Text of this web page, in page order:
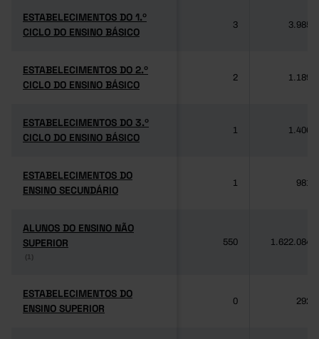
ESTABELECIMENTOS DO 1.º
CICLO DO ENSINO BÁSICO
ESTABELECIMENTOS DO 1.º
CICLO DO ENSINO BÁSICO
3 3.985
ESTABELECIMENTOS DO 2.º
CICLO DO ENSINO BÁSICO
ESTABELECIMENTOS DO 2.º
CICLO DO ENSINO BÁSICO
2 1.189
ESTABELECIMENTOS DO 3.º
CICLO DO ENSINO BÁSICO
ESTABELECIMENTOS DO 3.º
CICLO DO ENSINO BÁSICO
1 1.406
ESTABELECIMENTOS DO
ENSINO SECUNDÁRIO
ESTABELECIMENTOS DO
ENSINO SECUNDÁRIO
1 981
ALUNOS DO ENSINO NÃO
SUPERIOR
(1)
ALUNOS DO ENSINO NÃO
SUPERIOR
(1)
550 1.622.084
ESTABELECIMENTOS DO
ENSINO SUPERIOR
ESTABELECIMENTOS DO
ENSINO SUPERIOR
0 292